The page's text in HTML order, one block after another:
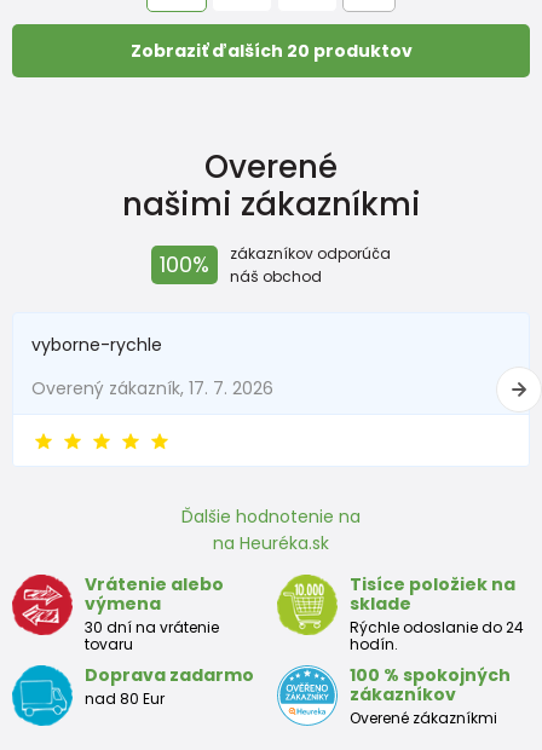
Zobraziť ďalších 20 produktov
Overené
našimi zákazníkmi
100%
zákazníkov odporúča
náš obchod
vyborne-rychle
Overený zákazník, 17. 7. 2026
Ďalšie hodnotenie na
na Heuréka.sk
Vrátenie alebo
výmena
30 dní na vrátenie
tovaru
Tisíce položiek na
sklade
Rýchle odoslanie do 24
hodín.
Doprava zadarmo
nad 80 Eur
100 % spokojných
zákazníkov
Overené zákazníkmi